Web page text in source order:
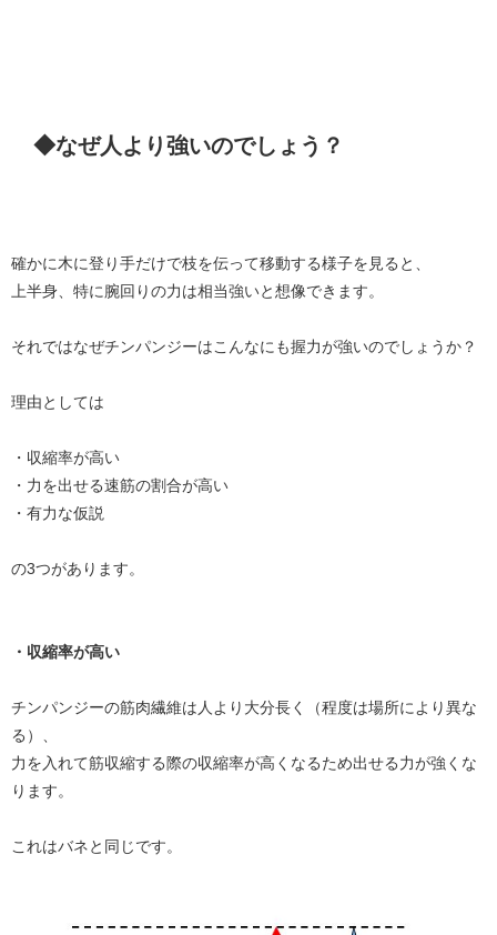
◆なぜ人より強いのでしょう？
確かに木に登り手だけで枝を伝って移動する様子を見ると、
上半身、特に腕回りの力は相当強いと想像できます。
それではなぜチンパンジーはこんなにも握力が強いのでしょうか？
理由としては
・収縮率が高い
・力を出せる速筋の割合が高い
・有力な仮説
の3つがあります。
・収縮率が高い
チンパンジーの筋肉繊維は人より大分長く（程度は場所により異な
る）、
力を入れて筋収縮する際の収縮率が高くなるため出せる力が強くな
ります。
これはバネと同じです。